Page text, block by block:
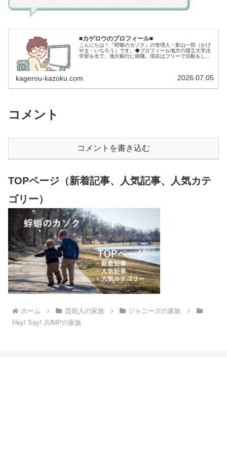
■カゲロウのプロフィール■
こんにちは！『蜉蝣のカゾク』の管理人・影山一郎（かげ
やま・いちろう）です。◆プロフィール地方の国立大学法
学部を出て、地方銀行に就職。現在はフリーで活動をして
kagerou-kazoku.com 2026.07.05
コメント
コメントを書き込む
TOPページ（新着記事、人気記事、人気カテ
ゴリー）
ホーム 芸能人の家族
ジャニーズの家族
Hey! Say! JUMPの家族